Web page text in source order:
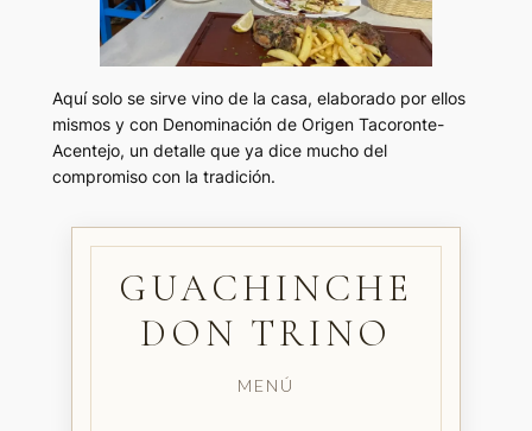
Aquí solo se sirve vino de la casa, elaborado por ellos
mismos y con Denominación de Origen Tacoronte-
Acentejo, un detalle que ya dice mucho del
compromiso con la tradición.
GUACHINCHE
DON TRINO
MENÚ